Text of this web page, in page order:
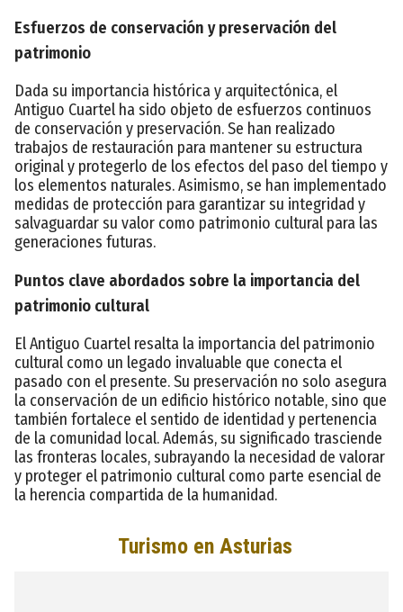
Esfuerzos de conservación y preservación del
patrimonio
Dada su importancia histórica y arquitectónica, el
Antiguo Cuartel ha sido objeto de esfuerzos continuos
de conservación y preservación. Se han realizado
trabajos de restauración para mantener su estructura
original y protegerlo de los efectos del paso del tiempo y
los elementos naturales. Asimismo, se han implementado
medidas de protección para garantizar su integridad y
salvaguardar su valor como patrimonio cultural para las
generaciones futuras.
Puntos clave abordados sobre la importancia del
patrimonio cultural
El Antiguo Cuartel resalta la importancia del patrimonio
cultural como un legado invaluable que conecta el
pasado con el presente. Su preservación no solo asegura
la conservación de un edificio histórico notable, sino que
también fortalece el sentido de identidad y pertenencia
de la comunidad local. Además, su significado trasciende
las fronteras locales, subrayando la necesidad de valorar
y proteger el patrimonio cultural como parte esencial de
la herencia compartida de la humanidad.